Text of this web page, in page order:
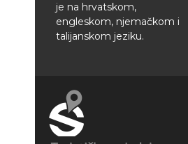
je na hrvatskom,
engleskom, njemačkom i
talijanskom jeziku.